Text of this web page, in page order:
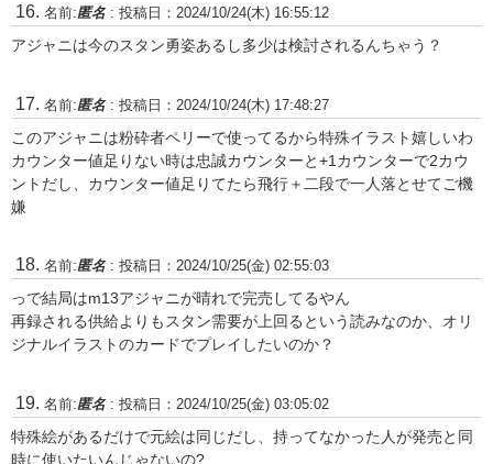
名前:匿名 : 投稿日：2024/10/24(木) 16:55:12
アジャニは今のスタン勇姿あるし多少は検討されるんちゃう？
名前:匿名 : 投稿日：2024/10/24(木) 17:48:27
このアジャニは粉砕者ペリーで使ってるから特殊イラスト嬉しいわ
カウンター値足りない時は忠誠カウンターと+1カウンターで2カウ
ントだし、カウンター値足りてたら飛行＋二段で一人落とせてご機
嫌
名前:匿名 : 投稿日：2024/10/25(金) 02:55:03
っで結局はm13アジャニが晴れで完売してるやん
再録される供給よりもスタン需要が上回るという読みなのか、オリ
ジナルイラストのカードでプレイしたいのか？
名前:匿名 : 投稿日：2024/10/25(金) 03:05:02
特殊絵があるだけで元絵は同じだし、持ってなかった人が発売と同
時に使いたいんじゃないの?